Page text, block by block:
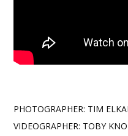
PHOTOGRAPHER: TIM
VIDEOGRAPHER: TOBY